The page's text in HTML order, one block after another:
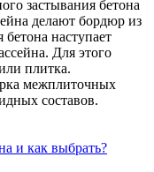
застывания бетона
делают бордюр из
наступает
Для этого
плитка.
межплиточных
составов.
и как выбрать?